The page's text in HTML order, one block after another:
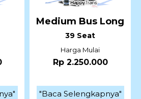
Medium Bus Long
39 Seat
Harga Mulai
Rp 2.250.000
"Baca Selengkapnya"